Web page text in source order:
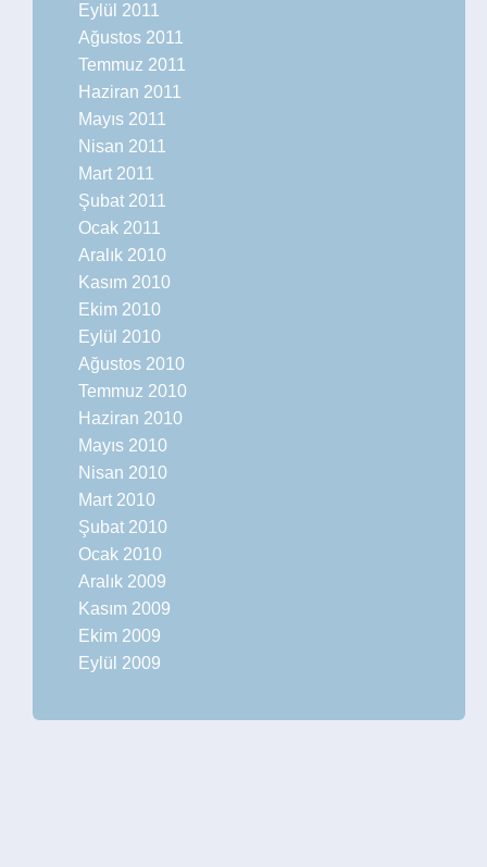
Eylül 2011
Ağustos 2011
Temmuz 2011
Haziran 2011
Mayıs 2011
Nisan 2011
Mart 2011
Şubat 2011
Ocak 2011
Aralık 2010
Kasım 2010
Ekim 2010
Eylül 2010
Ağustos 2010
Temmuz 2010
Haziran 2010
Mayıs 2010
Nisan 2010
Mart 2010
Şubat 2010
Ocak 2010
Aralık 2009
Kasım 2009
Ekim 2009
Eylül 2009